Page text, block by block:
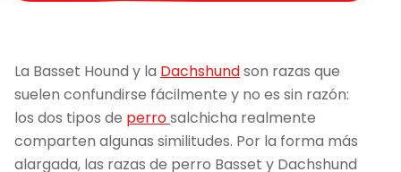
La Basset Hound y la Dachshundson razas que
suelen confundirse fácilmente y no es sin razón:
los dos tipos de perrosalchicha realmente
comparten algunas similitudes. Por la forma más
alargada, las razas de perro Basset y Dachshund